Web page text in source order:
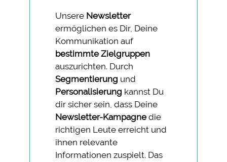
Unsere Newsletter
ermöglichen es Dir, Deine
Kommunikation auf
bestimmte Zielgruppen
auszurichten. Durch
Segmentierung und
Personalisierung kannst Du
dir sicher sein, dass Deine
Newsletter-Kampagnedie
richtigen Leute erreicht und
ihnen relevante
Informationen zuspielt. Das